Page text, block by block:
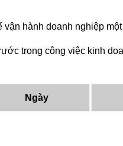
hành doanh nghiệp
trong công việc kinh
Ngày